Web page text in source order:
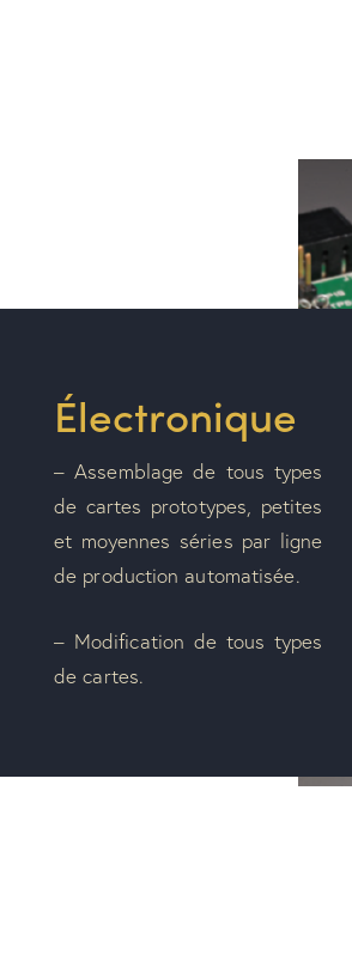
Électronique
– Assemblage de tous types
de cartes prototypes, petites
et moyennes séries par ligne
de production automatisée.
– Modification de tous types
de cartes.